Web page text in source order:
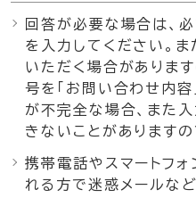
回答が必要な場合は、
を入力してください。
いただく場合がありま
号を「お問い合わせ内容
が不完全な場合、また
きないことがありますの
携帯電話やスマートフ
れる方で迷惑メールな